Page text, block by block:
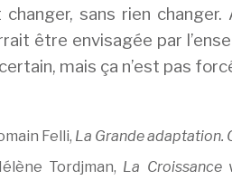
sans rien
être envisagée par
mais ça n’est pas
Felli, La Grande adaptation.
Tordjman, La Croissance